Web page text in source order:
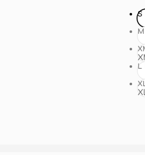
S
M
L